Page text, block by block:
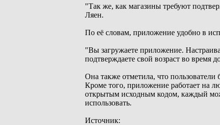
"Так же, как магазины требуют
Ляен.
По её словам, приложение удобно в
"Вы загружаете приложение.
подтверждаете свой возраст во время
Она также отметила, что
Кроме того, приложение работает на
открытым исходным кодом, каждый
использовать.
Источник: